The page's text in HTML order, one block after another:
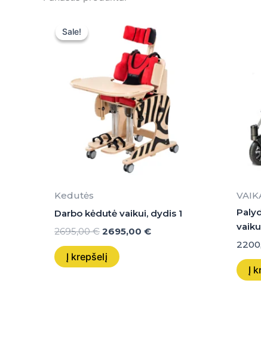
Sale!
Sale!
Kedutės
Darbo kėdutė vaikui, dydis 1
2695,00€
price
2695,00 €.
2695,00€
price
is:
2695,00 €.
Į krepšelį
Į